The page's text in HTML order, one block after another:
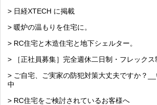
> 日経XTECH に掲載
> 暖炉の温もりを住宅に。
> RC住宅と木造住宅と地下シェルター。
> ［正社員募集］完全週休二日制・フレックス
> ご自宅、ご実家の防犯対策大丈夫ですか？
中
> RC住宅をご検討されているお客様へ